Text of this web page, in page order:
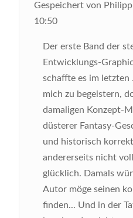
Gespeichert von Philipp
10:50
Der erste Band der
Entwicklungs-
schaffte es im letzten
mich zu begeistern,
damaligen Konzept-
düsterer Fantasy-
und historisch
andererseits nicht
glücklich. Damals
Autor möge seinen
finden... Und in der